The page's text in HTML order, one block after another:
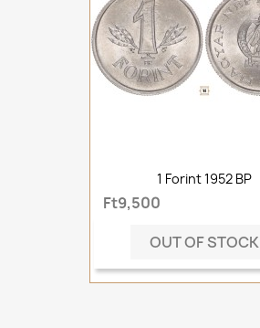
1 Forint 1952 BP
Ft9,500
OUT OF STOCK